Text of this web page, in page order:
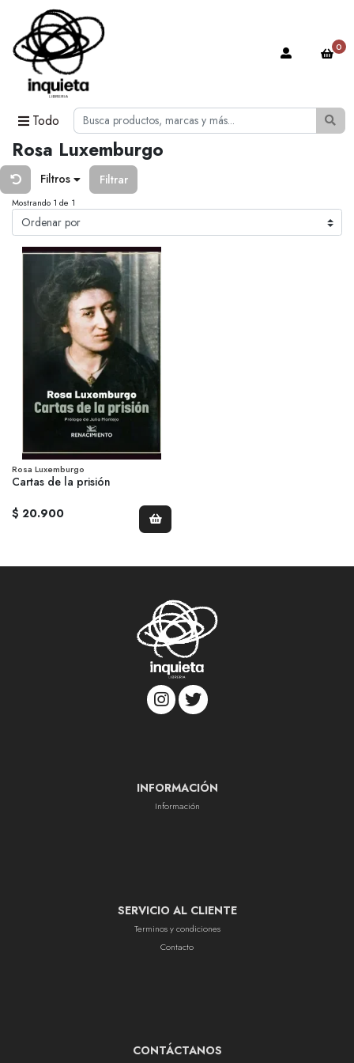
Todo
0
Rosa Luxemburgo
Filtros Filtrar
Mostrando 1 de 1
Rosa Luxemburgo
Cartas de la prisión
$ 20.900
INFORMACIÓN
Información
SERVICIO AL CLIENTE
Terminos y condiciones
Contacto
CONTÁCTANOS